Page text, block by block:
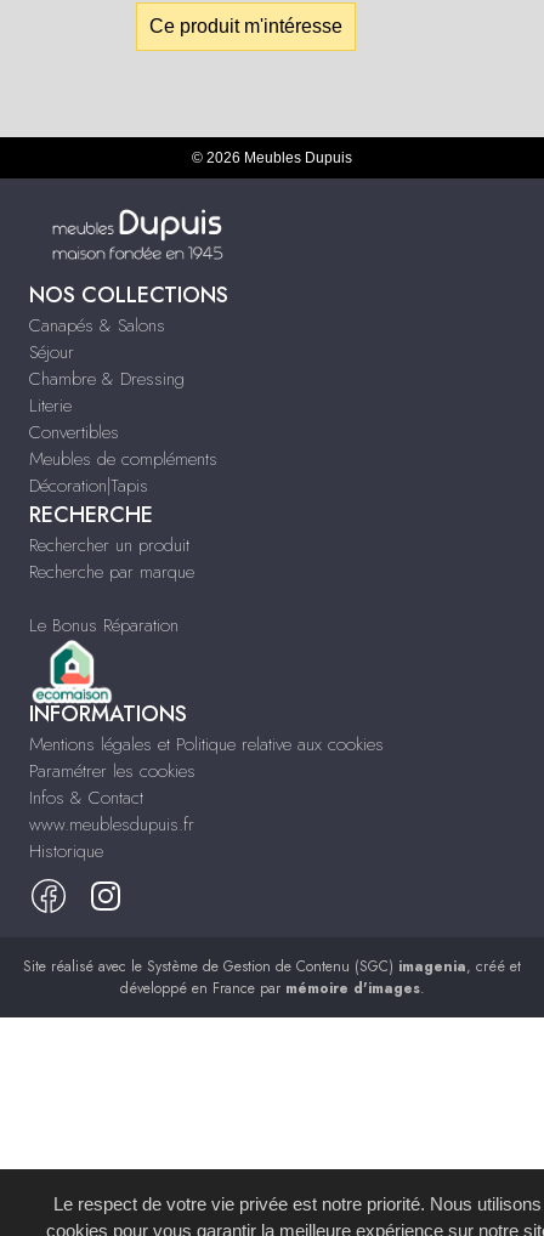
Ce produit m'intéresse
© 2026 Meubles Dupuis
NOS COLLECTIONS
Canapés & Salons
Séjour
Chambre & Dressing
Literie
Convertibles
Meubles de compléments
Décoration|Tapis
RECHERCHE
Rechercher un produit
Recherche par marque
Le Bonus Réparation
INFORMATIONS
Mentions légales et Politique relative aux cookies
Paramétrer les cookies
Infos & Contact
www.meublesdupuis.fr
Historique
Site réalisé avec le Système de Gestion de Contenu (SGC) imagenia, créé et
développé en France par mémoire d'images.
Le respect de votre vie privée est notre priorité. Nous
cookies pour vous garantir la meilleure expérience sur notre